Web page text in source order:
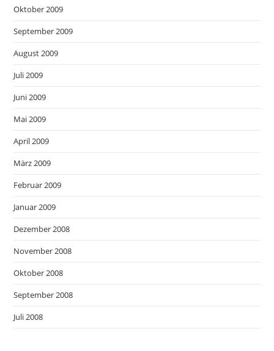
Oktober 2009
September 2009
August 2009
Juli 2009
Juni 2009
Mai 2009
April 2009
März 2009
Februar 2009
Januar 2009
Dezember 2008
November 2008
Oktober 2008
September 2008
Juli 2008